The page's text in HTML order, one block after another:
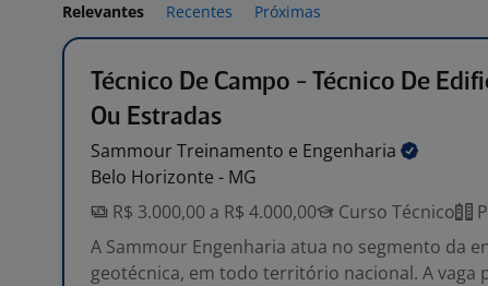
Relevantes Recentes Próximas
Técnico De Campo - Técnico De
Ou Estradas
Sammour Treinamento e Engenharia
Belo Horizonte - MG
R$ 3.000,00 a R$ 4.000,00
Curso Técnico
A Sammour Engenharia atua no segmento da
geotécnica, em todo território nacional. A vaga